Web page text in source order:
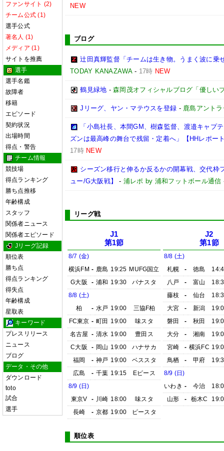
ファンサイト (2)
チーム公式 (1)
選手公式
著名人 (1)
メディア (1)
サイトを推薦
選手
選手名鑑
故障者
移籍
エピソード
契約状況
出場時間
得点・警告
チーム情報
競技場
得点ランキング
勝ち点推移
年齢構成
スタッフ
関係者ニュース
関係者エピソード
Jリーグ記録
順位表
勝ち点
得点ランキング
得失点
年齢構成
星取表
キーワード
プレスリリース
ニュース
ブログ
データ・その他
ダウンロード
toto
試合
選手
NEW
ブログ
辻田真輝監督「チームは生き物。うまく波に乗
TODAY KANAZAWA- 17時 NEW
鶴見緑地 -森岡茂オフィシャルブログ「優しい
Jリーグ、ヤン・マテウスを登録 - 鹿島アント
「小島社長、本間GM、樹森監督、渡邉キャプ
ズンは最高峰の舞台で残留・定着へ」【HHレポー
17時 NEW
シーズン移行と伸るか反るかの開幕戦、交代枠
ュー/G大阪戦】
- 浦レポ by 浦和フットボール通信
リーグ戦
J1
第1節
8/7 (金)
横浜FM - 鹿島 19:25 MUFG国立
G大阪
- 浦和 19:30
パナスタ
8/8 (土)
柏
- 水戸 19:00
三協F柏
FC東京 - 町田 19:00
味スタ
名古屋 - 清水 19:00
豊田ス
C大阪
- 岡山 19:00
ハナサカ
福岡
- 神戸 19:00
ベススタ
広島
- 千葉 19:15
Eピース
8/9 (日)
東京V
- 川崎 18:00
味スタ
長崎
- 京都 19:00 ピースタ
J2
第1節
8/8 (土)
札幌
- 徳島
八戸
- 富山
藤枝
- 仙台
大宮
- 新潟
磐田
- 秋田
大分
- 湘南
宮崎
- 横浜FC
鳥栖
- 甲府
8/9 (日)
いわき - 今治
山形
- 栃木C
順位表